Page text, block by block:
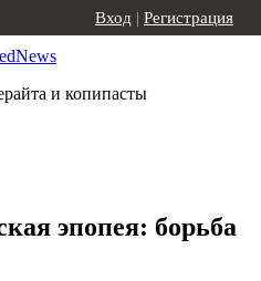
и копипасты
Вход | Регистрация
эпопея: борьба